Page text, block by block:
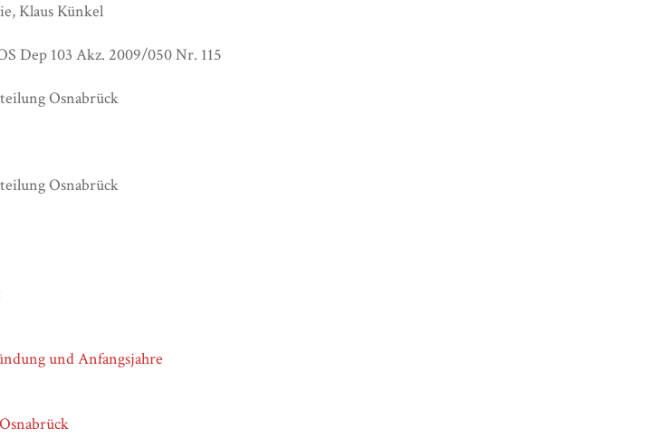
Klaus Künkel
Dep 103 Akz. 2009/050 Nr. 115
Osnabrück
Osnabrück
und Anfangsjahre